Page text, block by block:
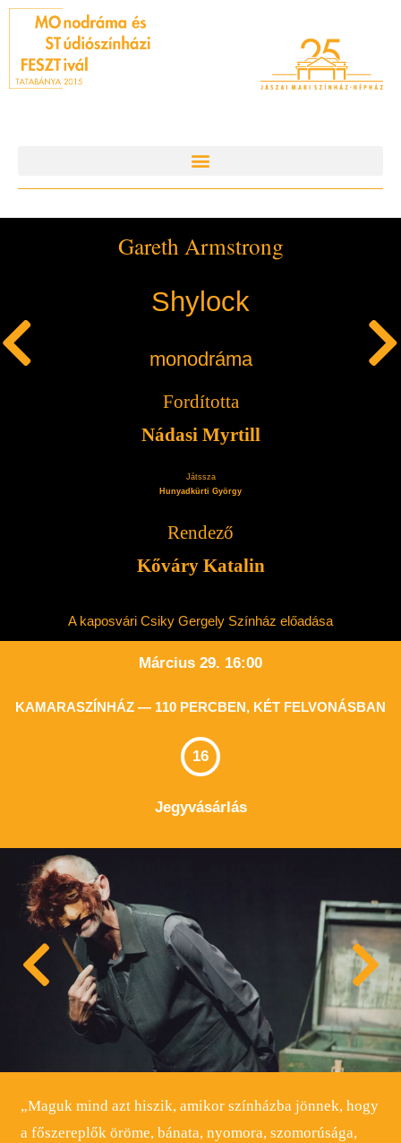
Gareth Armstrong
Shylock
monodráma
Fordította
Nádasi Myrtill
Játssza
Hunyadkürti György
Rendező
Kőváry Katalin
A kaposvári Csiky Gergely Színház előadása
Március 29. 16:00
KAMARASZÍNHÁZ — 110 PERCBEN, KÉT FELVONÁSBAN
16
Jegyvásárlás
„Maguk mind azt hiszik, amikor színházba jönnek, hogy
a főszereplők öröme, bánata, nyomora, szomorúsága,